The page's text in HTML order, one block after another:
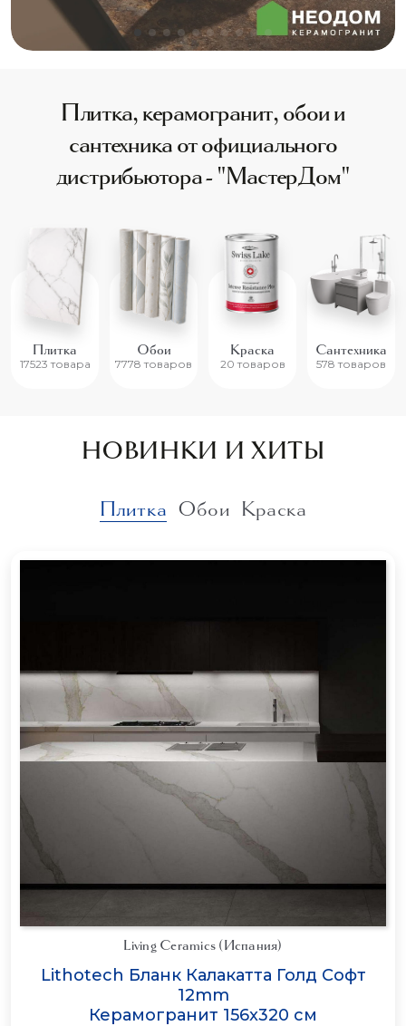
Плитка, керамогранит, обои и
сантехника от официального
дистрибьютора - "МастерДом"
Плитка
17523 товара
Обои
7778 товаров
Краска
20 товаров
Сантехника
578 товаров
НОВИНКИ И ХИТЫ
Плитка Обои Краска
Living Ceramics (Испания)
Lithotech Бланк Калакатта Голд Софт
12mm
Керамогранит 156x320 см